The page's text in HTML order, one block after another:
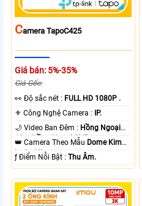
CAmera TapoC425
Giá bán: 5%-35%
Giá Gốc:
️👀 Độ sắc nét : FULL HD 1080P .
⚜️ Công Nghệ Camera : IP.
🌙 Video Ban Đêm : Hồng Ngoại
10m Hồng Ngoại SMD.
👑 Camera Theo Mẫu Dome Kim
loại + Nhựa.
️ƒ Điểm Nỗi Bật :Thu Âm.